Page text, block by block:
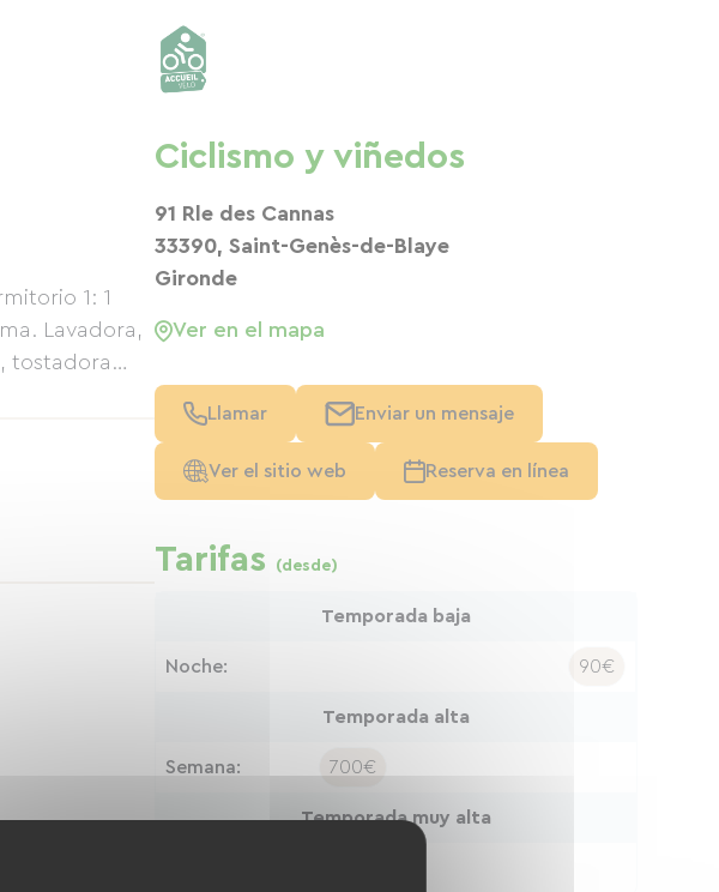
1: 1
Lavadora,
tostadora…
Ciclismo y viñedos
91 Rle des Cannas
33390, Saint-Genès-de-Blaye
Gironde
Ver en el mapa
Llamar Enviar un mensaje
Ver el sitio web Reserva en línea
Tarifas (desde)
Temporada baja
Noche: 90€
Temporada alta
Semana: 700€
Temporada muy alta